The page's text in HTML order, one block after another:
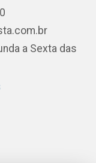
a Sexta das